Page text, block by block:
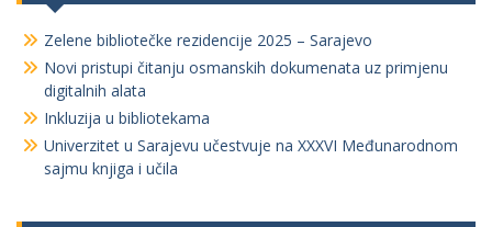
Zelene bibliotečke rezidencije 2025 – Sarajevo
Novi pristupi čitanju osmanskih dokumenata uz primjenu
digitalnih alata
Inkluzija u bibliotekama
Univerzitet u Sarajevu učestvuje na XXXVI Međunarodnom
sajmu knjiga i učila